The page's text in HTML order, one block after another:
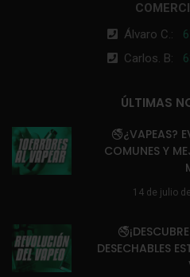
Álvaro C.:
Carlos. B:
ÚLTIMAS
🚭¿VAPEAS?
COMUNES Y
14 de julio
DESECHABLES